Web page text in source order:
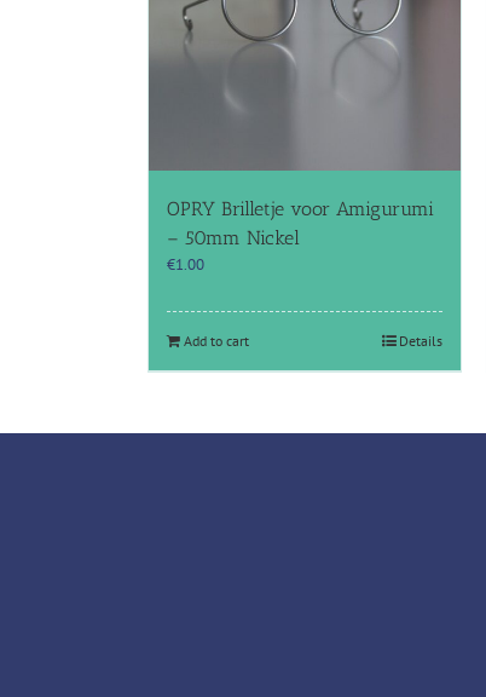
OPRY Brilletje voor Amigurumi
– 50mm Nickel
€1.00
Add to cart Details